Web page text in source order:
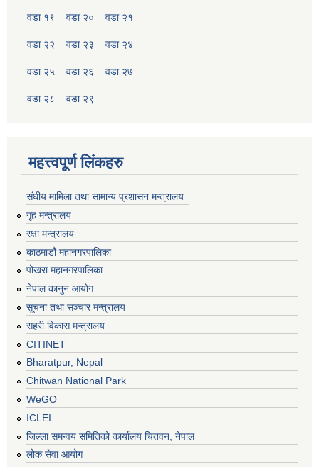
वडा १९ वडा २० वडा २१
वडा २२ वडा २३ वडा २४
वडा २५ वडा २६ वडा २७
वडा २८ वडा २९
महत्त्वपूर्ण लिंकहरु
संघीय मामिला तथा सामान्य प्रशासन मन्त्रालय
गृह मन्त्रालय
रक्षा मन्त्रालय
काठमाडौं महानगरपालिका
पोखरा महानगरपालिका
नेपाल कानुन आयोग
सूचना तथा सञ्चार मन्त्रालय
सहरी विकास मन्त्रालय
CITINET
Bharatpur, Nepal
Chitwan National Park
WeGO
ICLEI
जिल्ला समन्वय समितिको कार्यालय चितवन, नेपाल
लोक सेवा आयोग